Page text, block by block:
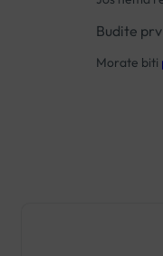
Budite
Morate biti